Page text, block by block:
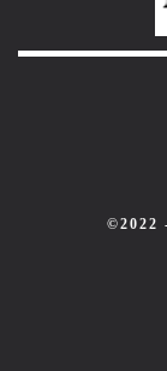
©2022